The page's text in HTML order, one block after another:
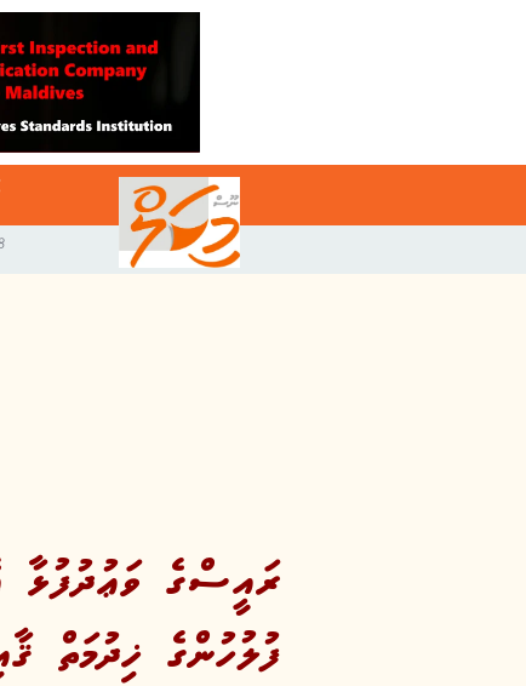
8
ރައީސްގެ ވަޢުދުފުޅާ
ފުލުހުންގެ ޚިދުމަތް